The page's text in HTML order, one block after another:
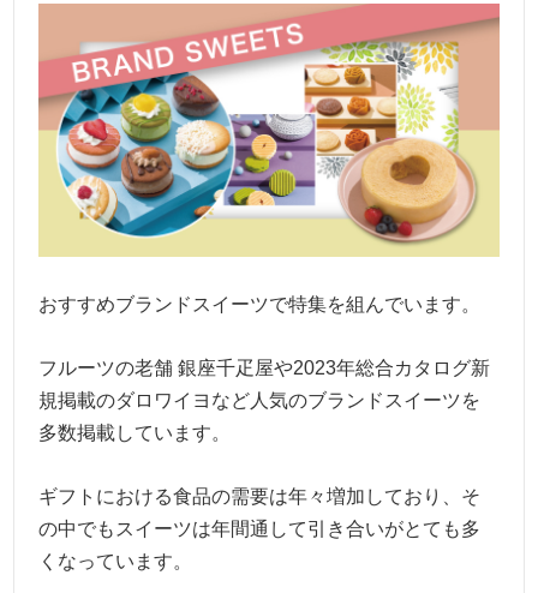
おすすめブランドスイーツで特集を組んでいます。
フルーツの老舗 銀座千疋屋や2023年総合カタログ新
規掲載のダロワイヨなど人気のブランドスイーツを
多数掲載しています。
ギフトにおける食品の需要は年々増加しており、そ
の中でもスイーツは年間通して引き合いがとても多
くなっています。